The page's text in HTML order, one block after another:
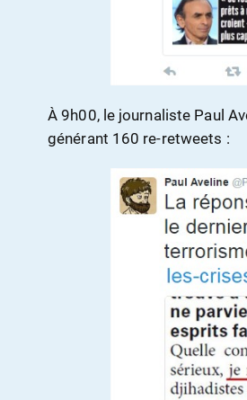
À 9h00, le journaliste Paul
générant 160 re-retweets :